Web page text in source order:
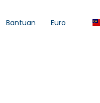
Bantuan Euro